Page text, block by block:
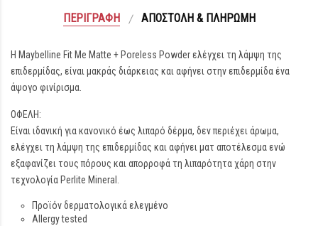
ΠΕΡΙΓΡΑΦΉ ΑΠΟΣΤΟΛΉ & ΠΛΗΡΩΜΉ
Η Maybelline Fit Me Matte + Poreless Powder ελέγχει τη λάμψη της
επιδερμίδας, είναι μακράς διάρκειας και αφήνει στην επιδερμίδα ένα
άψογο φινίρισμα.
ΟΦΕΛΗ:
Είναι ιδανική για κανονικό έως λιπαρό δέρμα, δεν περιέχει άρωμα,
ελέγχει τη λάμψη της επιδερμίδας και αφήνει ματ αποτέλεσμα ενώ
εξαφανίζει τους πόρους και απορροφά τη λιπαρότητα χάρη στην
τεχνολογία Perlite Mineral.
Προϊόν δερματολογικά ελεγμένο
Allergy tested